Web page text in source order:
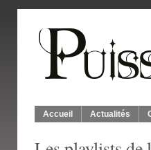
Accueil Actualités